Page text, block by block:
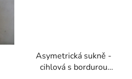
Asymetrická sukně -
cihlová s bordurou